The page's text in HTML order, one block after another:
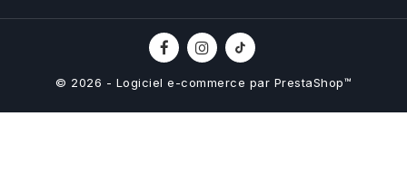
© 2026 - Logiciel e-commerce par PrestaShop™